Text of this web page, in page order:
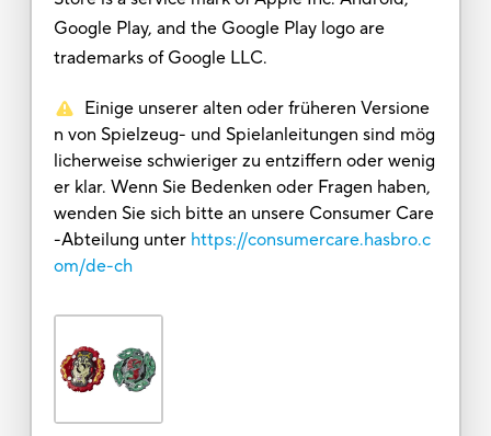
Google Play, and the Google Play logo are
trademarks of Google LLC.
Einige unserer alten oder früheren Versione
n von Spielzeug- und Spielanleitungen sind mög
licherweise schwieriger zu entziffern oder wenig
er klar. Wenn Sie Bedenken oder Fragen haben,
wenden Sie sich bitte an unsere Consumer Care
-Abteilung unter https://consumercare.hasbro.c
om/de-ch